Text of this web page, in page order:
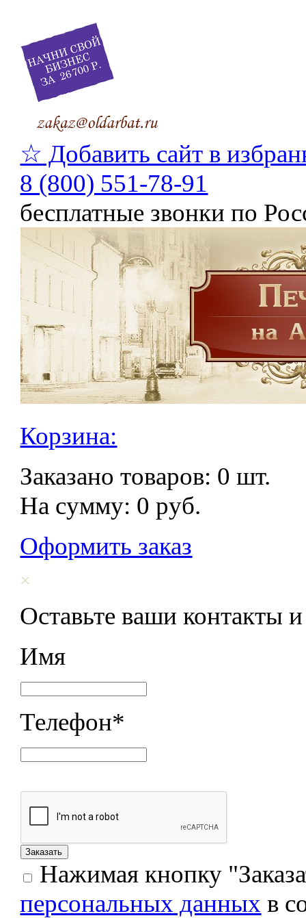
☆ Добавить сайт в
8 (800) 551-78-91
бесплатные звонки по
Корзина:
Заказано товаров: 0 шт.
На сумму: 0 руб.
Оформить заказ
Оставьте ваши контакты
Имя
Телефон*
Нажимая кнопку
персональных данных в